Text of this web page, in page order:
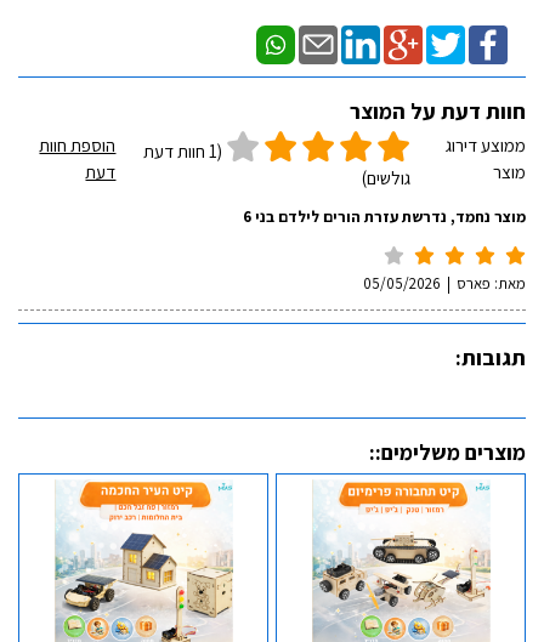
חוות דעת על המוצר
ממוצע דירוג
מוצר
(1 חוות דעת
גולשים)
הוספת חוות
דעת
מוצר נחמד, נדרשת עזרת הורים לילדם בני 6
מאת: פארס |
05/05/2026
תגובות:
מוצרים משלימים::